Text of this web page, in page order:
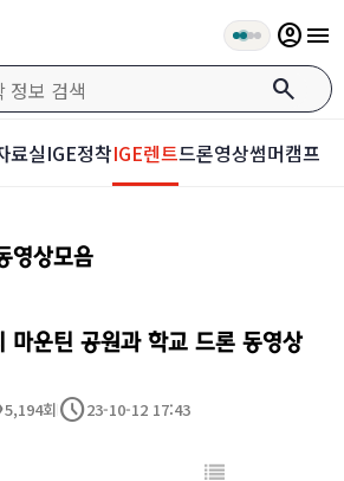
search
account_circlemenu
료실IGE정착IGE렌트드론영상썸머캠프
영상모음
마운틴 공원과 학교 드론 동영상
5,194회 schedule23-10-12 17:43